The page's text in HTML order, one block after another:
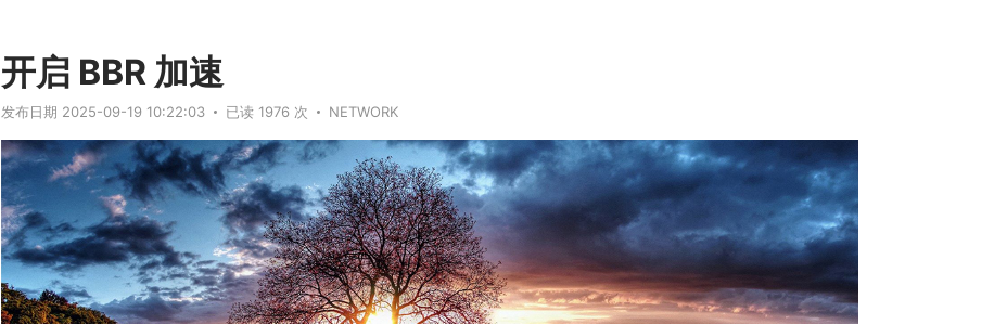
开启 BBR 加速
发布日期 2025-09-19 10:22:03 已读 1976 次 NETWORK